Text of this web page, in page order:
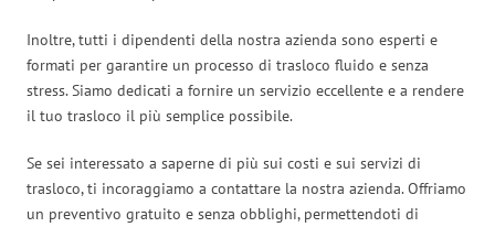
Inoltre, tutti i dipendenti della nostra azienda sono esperti e
formati per garantire un processo di trasloco fluido e senza
stress. Siamo dedicati a fornire un servizio eccellente e a rendere
il tuo trasloco il più semplice possibile.
Se sei interessato a saperne di più sui costi e sui servizi di
trasloco, ti incoraggiamo a contattare la nostra azienda. Offriamo
un preventivo gratuito e senza obblighi, permettendoti di